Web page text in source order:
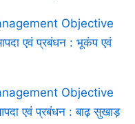
Objective
एवं प्रबंधन : भूकंप एवं
Objective
एवं प्रबंधन : बाढ़ सुखाड़